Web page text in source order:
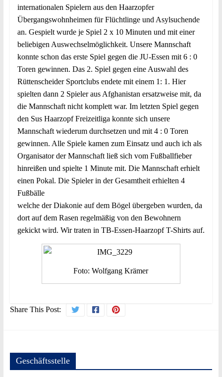
internationalen Spielern aus den Haarzopfer
Übergangswohnheimen für Flüchtlinge und Asylsuchende
an. Gespielt wurde je Spiel 2 x 10 Minuten und mit einer
beliebigen Auswechselmöglichkeit. Unsere Mannschaft
konnte schon das erste Spiel gegen die JU-Essen mit 6 : 0
Toren gewinnen. Das 2. Spiel gegen eine Auswahl des
Rüttenscheider Sportclubs endete mit einem 1: 1. Hier
spielten dann 2 Spieler aus Afghanistan ersatzweise mit, da
die Mannschaft nicht komplett war. Im letzten Spiel gegen
den Sus Haarzopf Freizeitliga konnte sich unsere
Mannschaft wiederum durchsetzen und mit 4 : 0 Toren
gewinnen. Alle Spiele kamen zum Einsatz und auch ich als
Organisator der Mannschaft ließ sich vom Fußballfieber
hinreißen und spielte 1 Minute mit. Die Mannschaft erhielt
einen Pokal. Die Spieler in der Gesamtheit erhielten 4
Fußbälle
welche der Diakonie auf dem Bögel übergeben wurden, da
dort auf dem Rasen regelmäßig von den Bewohnern
gekickt wird. Wir traten in TB-Essen-Haarzopf T-Shirts auf.
Foto: Wolfgang Krämer
Share This Post:
Geschäftsstelle